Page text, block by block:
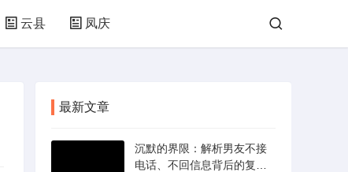
云县 凤庆
最新文章
沉默的界限：解析男友不接
电话、不回信息背后的复杂